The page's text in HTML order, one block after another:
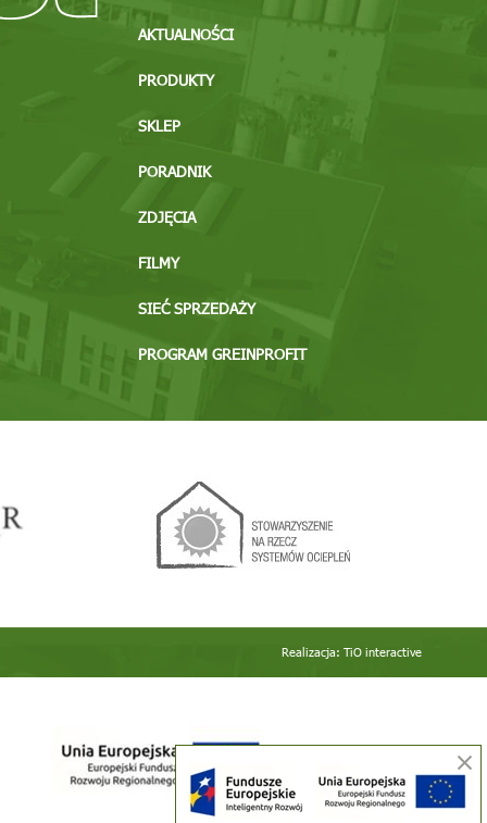
AKTUALNOŚCI
PRODUKTY
SKLEP
PORADNIK
ZDJĘCIA
FILMY
SIEĆ SPRZEDAŻY
PROGRAM GREINPROFIT
Realizacja: TiO interactive